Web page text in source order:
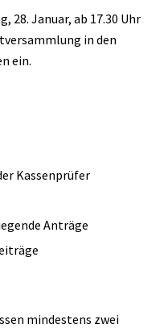
28. Januar, ab 17.30 Uhr
in den
ein.
Kassenprüfer
Anträge
mindestens zwei